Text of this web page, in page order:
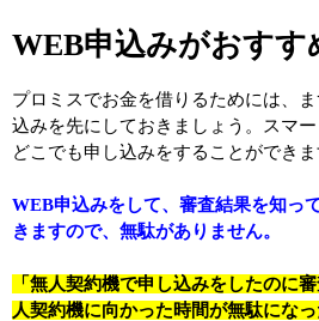
WEB申込みがおすす
プロミスでお金を借りるためには、
込みを先にしておきましょう。スマ
どこでも申し込みをすることができま
WEB申込みをして、審査結果を知っ
きますので、無駄がありません。
「無人契約機で申し込みをしたのに
人契約機に向かった時間が無駄にな